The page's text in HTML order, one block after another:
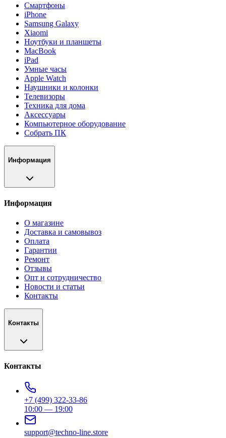
Смартфоны
iPhone
Samsung Galaxy
Xiaomi
Ноутбуки и планшеты
MacBook
iPad
Умные часы
Apple Watch
Наушники и колонки
Телевизоры
Техника для дома
Аксессуары
Компьютерное оборудование
Собрать ПК
Информация
Информация
О магазине
Доставка и самовывоз
Оплата
Гарантии
Ремонт
Отзывы
Опт и сотрудничество
Новости и статьи
Контакты
Контакты
Контакты
+7 (499) 322-33-86
10:00 — 19:00
support@techno-line.store